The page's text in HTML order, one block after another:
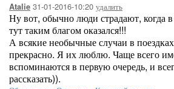
Atalie 31-01-2016-10:20 удалить
Ну вот, обычно люди страдают, когда
тут таким благом оказался!!!
А всякие необычные случаи в
прекрасно. Я их люблю. Чаще всего
вспоминаются в первую очередь, и
рассказать)).